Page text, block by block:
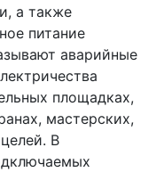
а также
питание
аварийные
площадках,
мастерских,
В